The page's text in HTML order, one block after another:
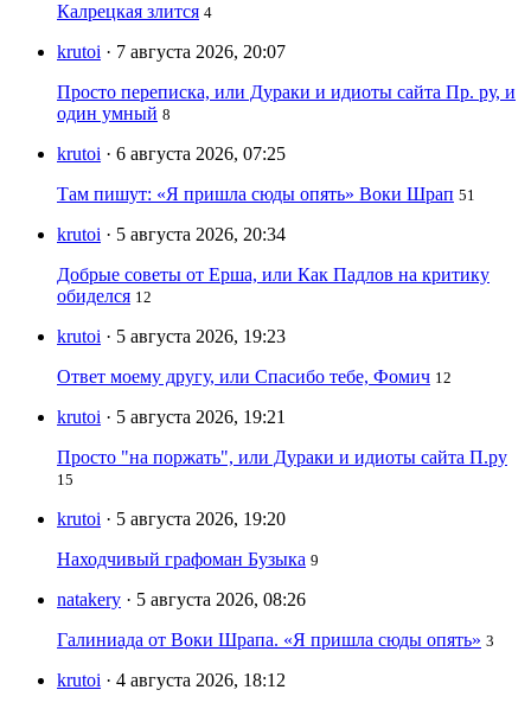
Калрецкая злится 4
krutoi · 7 августа 2026, 20:07
Просто переписка, или Дураки и идиоты сайта Пр. ру, и
один умный 8
krutoi · 6 августа 2026, 07:25
Там пишут: «Я пришла сюды опять» Воки Шрап 51
krutoi · 5 августа 2026, 20:34
Добрые советы от Ерша, или Как Падлов на критику
обиделся 12
krutoi · 5 августа 2026, 19:23
Ответ моему другу, или Спасибо тебе, Фомич 12
krutoi · 5 августа 2026, 19:21
Просто "на поржать", или Дураки и идиоты сайта П.ру
15
krutoi · 5 августа 2026, 19:20
Находчивый графоман Бузыка 9
natakery · 5 августа 2026, 08:26
Галиниада от Воки Шрапа. «Я пришла сюды опять» 3
krutoi · 4 августа 2026, 18:12